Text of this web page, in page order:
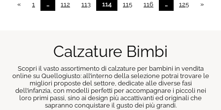
« 1 … 112 113 114 115 116 … 125 »
Calzature Bimbi
Scopri il vasto assortimento di calzature per bambini in vendita
online su Quellogiusto: all’interno della selezione potrai trovare le
migliori proposte del settore, dedicate alle diverse fasi
dell’infanzia, con modelli perfetti per accompagnare i piccoli nei
loro primi passi, sino ai design più accattivanti ed originali che
sapranno conquistare il gusto dei più grandi.